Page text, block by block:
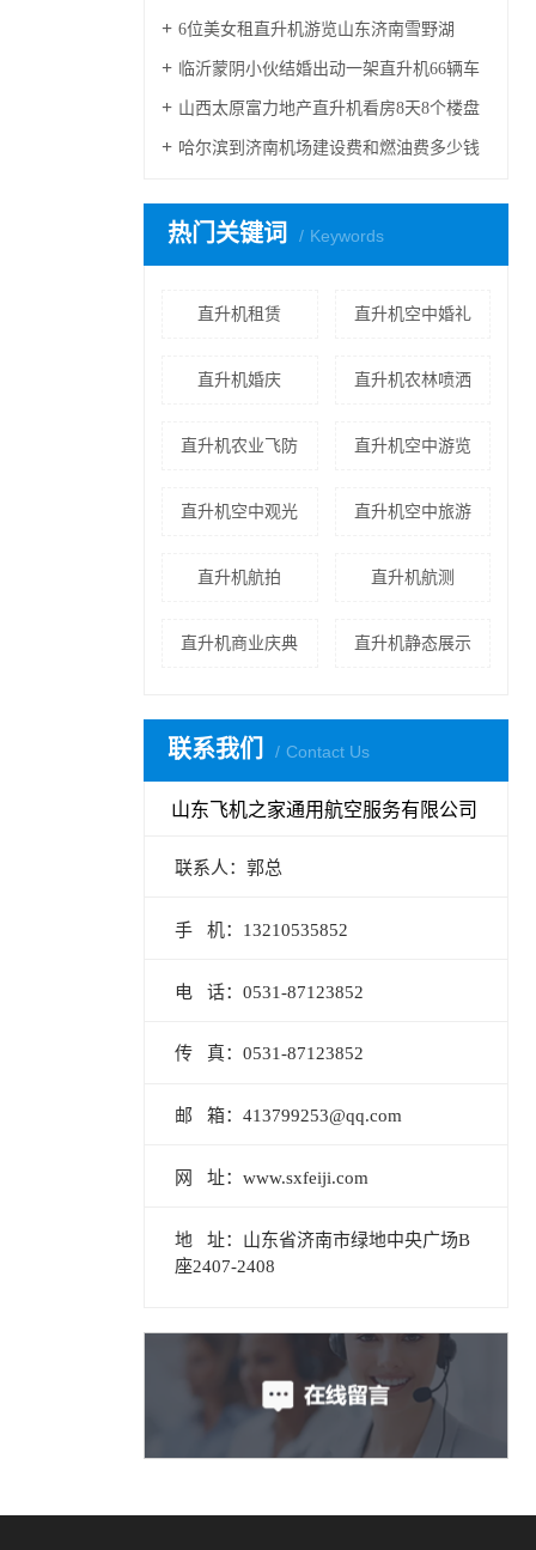
6位美女租直升机游览山东济南雪野湖
临沂蒙阴小伙结婚出动一架直升机66辆车
山西太原富力地产直升机看房8天8个楼盘
哈尔滨到济南机场建设费和燃油费多少钱
热门关键词 Keywords
直升机租赁 直升机空中婚礼
直升机婚庆 直升机农林喷洒
直升机农业飞防 直升机空中游览
直升机空中观光 直升机空中旅游
直升机航拍 直升机航测
直升机商业庆典 直升机静态展示
联系我们 Contact Us
山东飞机之家通用航空服务有限公司
联系人：郭总
手 机：13210535852
电 话：0531-87123852
传 真：0531-87123852
邮 箱：413799253@qq.com
网 址：www.sxfeiji.com
地 址：山东省济南市绿地中央广场B
座2407-2408